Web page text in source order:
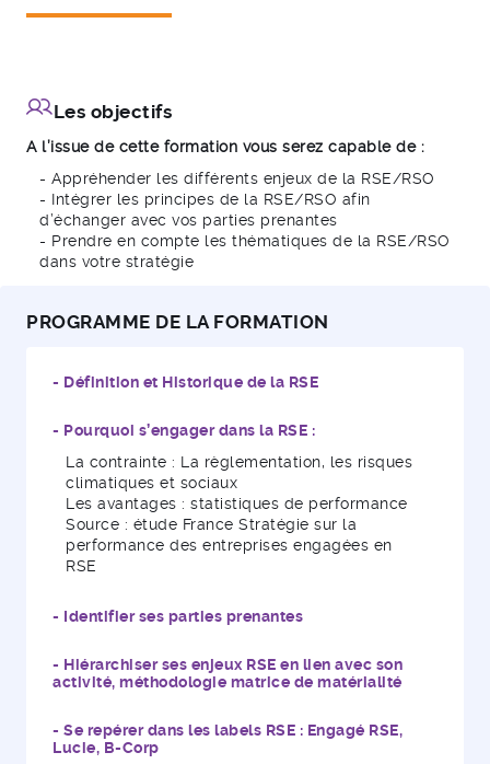
Les objectifs
A l’issue de cette formation vous serez capable de :
- Appréhender les différents enjeux de la RSE/RSO
- Intégrer les principes de la RSE/RSO afin
d’échanger avec vos parties prenantes
- Prendre en compte les thématiques de la RSE/RSO
dans votre stratégie
PROGRAMME DE LA FORMATION
- Définition et Historique de la RSE
- Pourquoi s’engager dans la RSE :
La contrainte : La règlementation, les risques
climatiques et sociaux
Les avantages : statistiques de performance
Source : étude France Stratégie sur la
performance des entreprises engagées en
RSE
- Identifier ses parties prenantes
- Hiérarchiser ses enjeux RSE en lien avec son
activité, méthodologie matrice de matérialité
- Se repérer dans les labels RSE : Engagé RSE,
Lucie, B-Corp